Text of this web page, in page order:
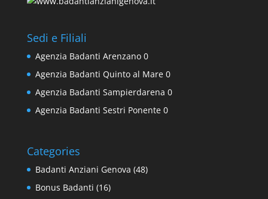
Sedi e Filiali
Agenzia Badanti Arenzano0
Agenzia Badanti Quinto al Mare0
Agenzia Badanti Sampierdarena 0
Agenzia Badanti Sestri Ponente0
Categories
Badanti Anziani Genova (48)
Bonus Badanti (16)